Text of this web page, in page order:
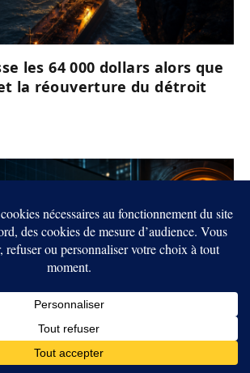
les 64 000 dollars alors que
la réouverture du détroit
Street réduit ses objectifs sur